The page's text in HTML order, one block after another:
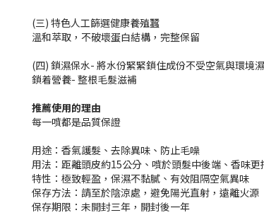
(三) 特色人工篩選健康養殖蠶
溫和萃取，不破壞蛋白結構，完整保留
(四) 鎖濕保水- 將水份緊緊鎖住成份不受空氣與環境
鎖着營養- 整根毛髮滋補
推薦使用的理由
每一噴都是品質保證
用途：香氣護髮、去除異味、防止毛噪
用法：距離頭皮約15公分、噴於頭髮中後端、香味更
特性：極致輕盈，保濕不黏膩、有效阻隔空氣異味
保存方法：請至於陰涼處，避免陽光直射，遠離火源
保存期限：未開封三年，開封後一年